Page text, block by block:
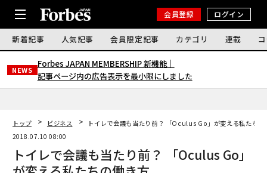
会員登録 ログイン
新着記事 人気記事 会員限定記事 カテゴリ 連載
NEWS
Forbes JAPAN MEMBERSHIP 新機能｜
記事ページ内の広告表示を最小限にしました
トップ ビジネス
トイレで会議も当たり前？ 「Oculus Go」が変える私たちの
2018.07.10 08:00
トイレで会議も当たり前？ 「Oculus Go」